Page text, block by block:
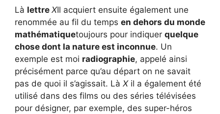
Là lettre XIl acquiert ensuite également une
renommée au fil du temps en dehors du monde
mathématiquetoujours pour indiquer quelque
chose dont la nature est inconnue. Un
exemple est moi radiographie, appelé ainsi
précisément parce qu’au départ on ne savait
pas de quoi il s’agissait. Là X il a également été
utilisé dans des films ou des séries télévisées
pour désigner, par exemple, des super-héros